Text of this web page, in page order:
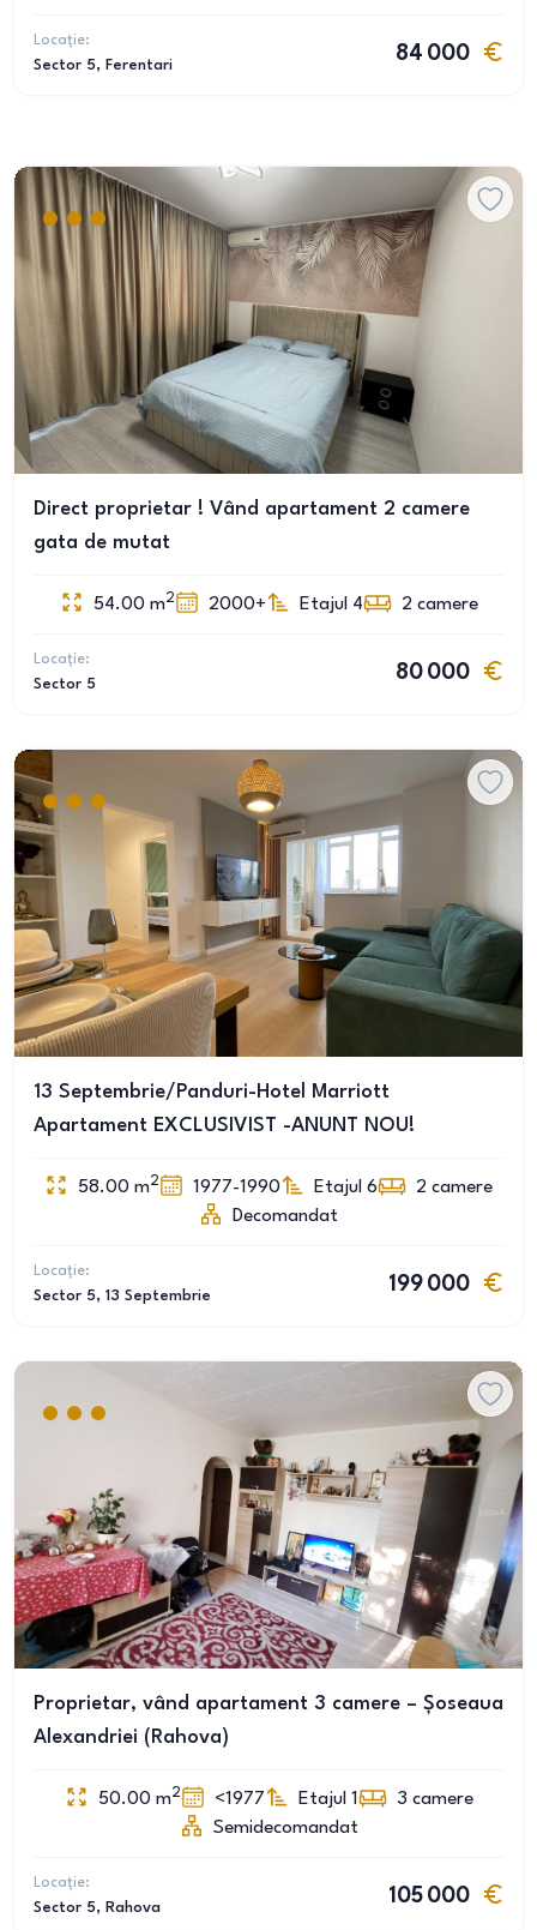
Locație:
Sector 5, Ferentari
84 000
Direct proprietar ! Vând apartament 2 camere
gata de mutat
54.00 m2 2000+ Etajul 4 2 camere
Locație:
Sector 5
80 000
13 Septembrie/Panduri-Hotel Marriott
Apartament EXCLUSIVIST -ANUNT NOU!
58.00 m2 1977-1990 Etajul 6 2 camere
Decomandat
Locație:
Sector 5, 13 Septembrie
199 000
Proprietar, vând apartament 3 camere – Șoseaua
Alexandriei (Rahova)
50.00 m2 <1977 Etajul 1 3 camere
Semidecomandat
Locație:
Sector 5, Rahova
105 000